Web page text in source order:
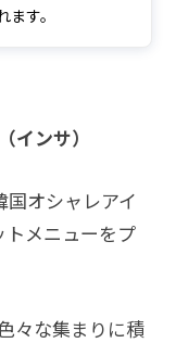
す。
インサ）
オシャレアイ
メニューをプ
々な集まりに積